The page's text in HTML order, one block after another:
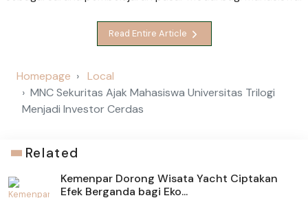
Read Entire Article
Homepage
Local
MNC Sekuritas Ajak Mahasiswa Universitas Trilogi
Menjadi Investor Cerdas
Related
Kemenpar Dorong Wisata Yacht Ciptakan
Efek Berganda bagi Eko...